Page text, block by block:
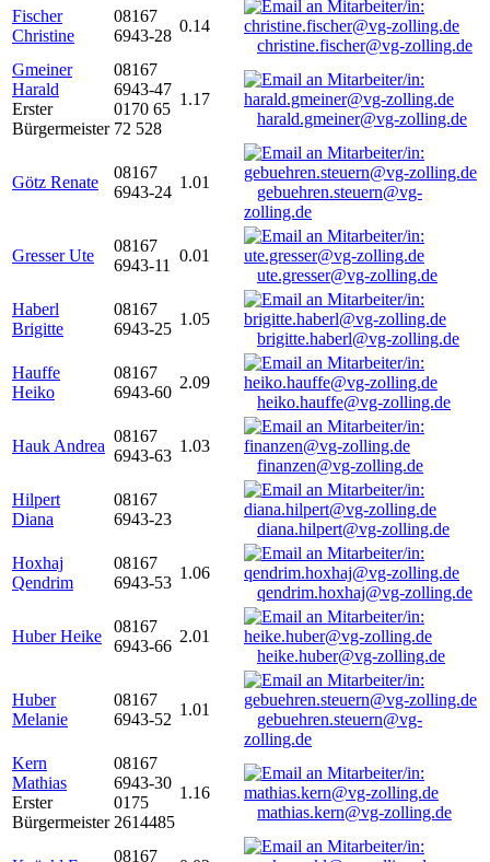
Fischer
Christine
08167
6943-28
0.14
christine.fischer@vg-zolling.de
Gmeiner
Harald
Erster
Bürgermeister
08167
6943-47
0170 65
72 528
1.17
harald.gmeiner@vg-zolling.de
Götz Renate
08167
6943-24
1.01
gebuehren.steuern@vg-
zolling.de
Gresser Ute
08167
6943-11
0.01
ute.gresser@vg-zolling.de
Haberl
Brigitte
08167
6943-25
1.05
brigitte.haberl@vg-zolling.de
Hauffe
Heiko
08167
6943-60
2.09
heiko.hauffe@vg-zolling.de
Hauk Andrea
08167
6943-63
1.03
finanzen@vg-zolling.de
Hilpert
Diana
08167
6943-23
diana.hilpert@vg-zolling.de
Hoxhaj
Qendrim
08167
6943-53
1.06
qendrim.hoxhaj@vg-zolling.de
Huber Heike
08167
6943-66
2.01
heike.huber@vg-zolling.de
Huber
Melanie
08167
6943-52
1.01
gebuehren.steuern@vg-
zolling.de
Kern
Mathias
Erster
Bürgermeister
08167
6943-30
0175
2614485
1.16
mathias.kern@vg-zolling.de
08167